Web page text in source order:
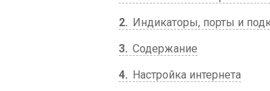
2
Индикаторы, порты и
3 Содержание
4
Настройка интернета